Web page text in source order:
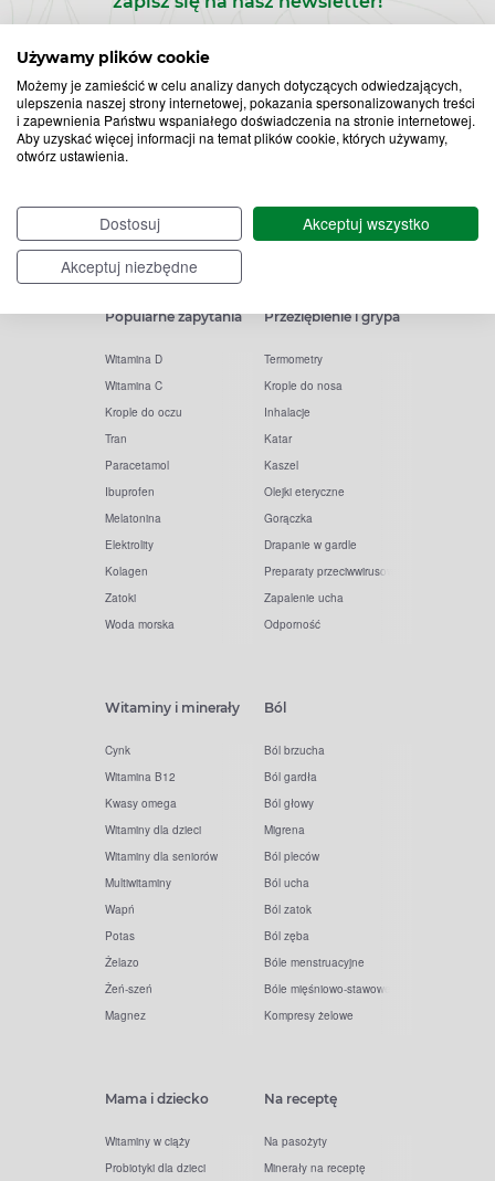
Używamy plików cookie
Możemy je zamieścić w celu analizy danych dotyczących odwiedzających,
ulepszenia naszej strony internetowej, pokazania spersonalizowanych treści
i zapewnienia Państwu wspaniałego doświadczenia na stronie internetowej.
Aby uzyskać więcej informacji na temat plików cookie, których używamy,
otwórz ustawienia.
Dostosuj
Akceptuj wszystko
Akceptuj niezbędne
Zapisz
do
newslettera
Chcę otrzymywać newsletter Apteline* rozwiń>
Popularne zapytania
Witamina D
Witamina C
Krople do oczu
Tran
Paracetamol
Ibuprofen
Melatonina
Elektrolity
Kolagen
Zatoki
Woda morska
Przeziębienie i grypa
Termometry
Krople do nosa
Inhalacje
Katar
Kaszel
Olejki eteryczne
Gorączka
Drapanie w gardle
Preparaty przeciwwirusowe
Zapalenie ucha
Odporność
Witaminy i minerały
Cynk
Witamina B12
Kwasy omega
Witaminy dla dzieci
Witaminy dla seniorów
Multiwitaminy
Wapń
Potas
Żelazo
Żeń-szeń
Magnez
Ból
Ból brzucha
Ból gardła
Ból głowy
Migrena
Ból pleców
Ból ucha
Ból zatok
Ból zęba
Bóle menstruacyjne
Bóle mięśniowo-stawowe
Kompresy żelowe
Mama i dziecko
Witaminy w ciąży
Probiotyki dla dzieci
Na receptę
Na pasożyty
Minerały na receptę